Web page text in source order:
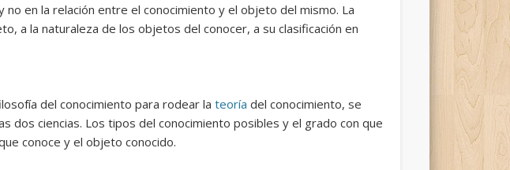
en la relación entre el conocimiento y el objeto del mismo. La
a la naturaleza de los objetos del conocer, a su clasificación en
del conocimiento para rodear la teoría del conocimiento, se
dos ciencias. Los tipos del conocimiento posibles y el grado con que
conoce y el objeto conocido.